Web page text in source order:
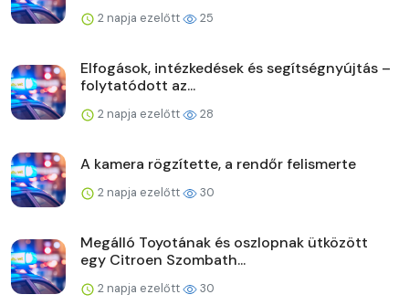
2 napja ezelőtt 25
Elfogások, intézkedések és segítségnyújtás –
folytatódott az...
2 napja ezelőtt 28
A kamera rögzítette, a rendőr felismerte
2 napja ezelőtt 30
Megálló Toyotának és oszlopnak ütközött
egy Citroen Szombath...
2 napja ezelőtt 30